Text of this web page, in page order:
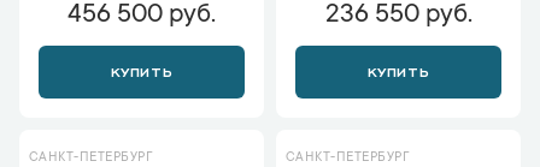
456 500 руб.
КУПИТЬ
236 550 руб.
КУПИТЬ
САНКТ-ПЕТЕРБУРГ САНКТ-ПЕТЕРБУРГ